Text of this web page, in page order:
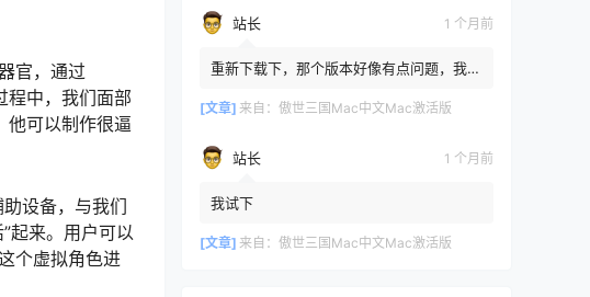
官，通过
中，我们面部
可以制作很逼
设备，与我们
起来。用户可以
个虚拟角色进
站长 1 个月前
重新下载下，那个版本好像有点问题，我重
[文章] 来自： 傲世三国Mac中文Mac激活版
站长 1 个月前
我试下
[文章] 来自： 傲世三国Mac中文Mac激活版